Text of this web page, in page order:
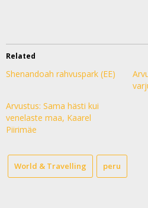
Related
Shenandoah rahvuspark (EE)
Arvustus: Sama hästi kui
venelaste maa, Kaarel
Piirimäe
World & Travelling peru